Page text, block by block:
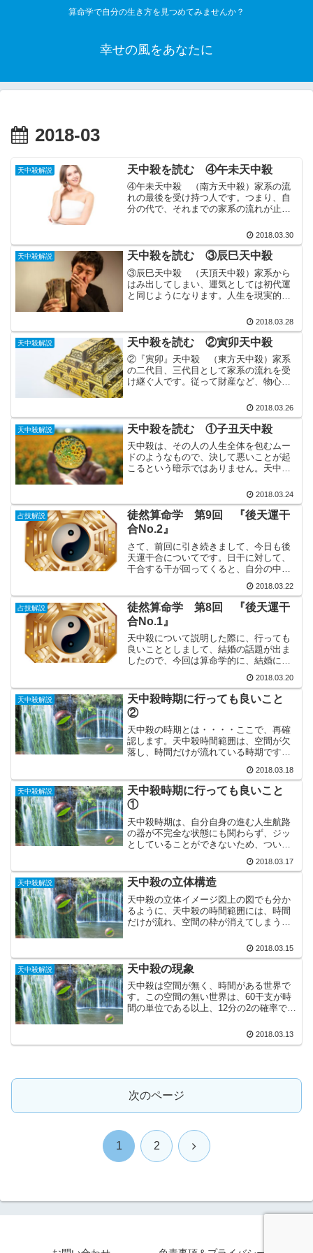
算命学で自分の生き方を見つめてみませんか？
幸せの風をあなたに
2018-03
天中殺解説 天中殺を読む ④午未天中殺
④午未天中殺 （南方天中殺）家系の流
れの最後を受け持つ人です。つまり、自
分の代で、それまでの家系の流れが止ま
は、異質な流れとなります。例えば、先
祖代々暮らした土地を離れたり、家業を
全く別のものに変えたり、一...
2018.03.30
天中殺解説 天中殺を読む ③辰巳天中殺
③辰巳天中殺 （天頂天中殺）家系から
はみ出してしまい、運気としては初代運
と同じようになります。人生を現実的に
苦しくても、人生から決して逃げ出しま
せん。自力で運を切り開いて行く人で、
他家に入って運を伸ばしま...
2018.03.28
天中殺解説 天中殺を読む ②寅卯天中殺
②『寅卯』天中殺 （東方天中殺）家系
の二代目、三代目として家系の流れを受
け継ぐ人です。従って財産など、物心両
す。人生がどれほど多忙であっても、静
かな生活に憧れています。特徴は、落ち
着きがあり、かつ家庭的な人...
2018.03.26
天中殺解説 天中殺を読む ①子丑天中殺
天中殺は、その人の人生全体を包むムー
ドのようなもので、決して悪いことが起
こるという暗示ではありません。天中殺
で、ここからは、天中殺を活用した占い
の技術について説明します。日柱からみ
た天中殺の意味日柱からみた...
2018.03.24
占技解説
徒然算命学 第9回 『後天運干
合No.2』
さて、前回に引き続きまして、今日も後
天運干合についてです。日干に対して、
干合する干が回ってくると、自分の中の
異性を、今まで気にならなかったはずな
のに急にな目で見てしまい、恋に落ちて
しまうこともあると説明し...
2018.03.22
占技解説
徒然算命学 第8回 『後天運干
合No.1』
天中殺について説明した際に、行っても
良いこととしまして、結婚の話題が出ま
したので、今回は算命学的に、結婚にま
つわる『干合法』ついてから、更に発展
的なお話をしたいと思います。算命学に
は『干合法』というのがありまして、
『干合法』と言いますのは、...
2018.03.20
天中殺解説
天中殺時期に行っても良いこと
②
天中殺の時期とは・・・・ここで、再確
認します。天中殺時間範囲は、空間が欠
落し、時間だけが流れている時期ですか
に、ちょっとした力を加えただけで、と
んでもない遠方へ吹き飛ばされてしまい
ます。ですから、本人はちょ...
2018.03.18
天中殺解説
天中殺時期に行っても良いこと
①
天中殺時期は、自分自身の進む人生航路
の器が不完全な状態にも関わらず、ジッ
としていることができないため、ついつ
す。基本的な過ごし方は、受動的な姿勢
を貫くことですが、行っても良いこと、
行ってはよくないことの基本...
2018.03.17
天中殺解説 天中殺の立体構造
天中殺の立体イメージ図上の図でも分か
るように、天中殺の時間範囲には、時間
だけが流れ、空間の枠が消えてしまうの
す。そのため、自分の器からはみ出さな
がら、注意深く進んでいま...
2018.03.15
天中殺解説 天中殺の現象
天中殺は空間が無く、時間がある世界で
す。この空間の無い世界は、60干支が時
間の単位である以上、12分の2の確率で巡
下記のようになります。12日ごとに、2日
2018.03.13
次のページ
1 2 次